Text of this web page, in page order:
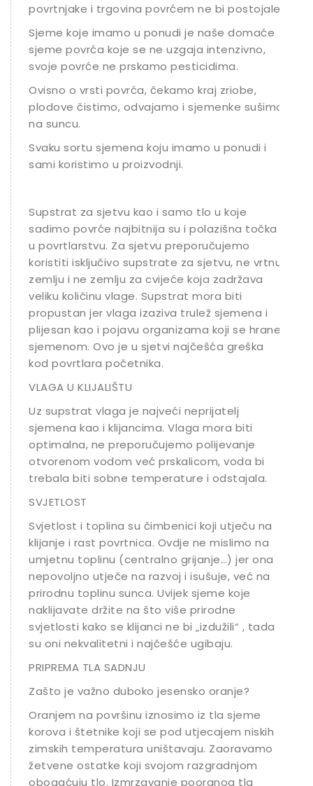
povrtnjake i trgovina povrćem ne bi postojale.
Sjeme koje imamo u ponudi je naše domaće
sjeme povrća koje se ne uzgaja intenzivno,
svoje povrće ne prskamo pesticidima.
Ovisno o vrsti povrća, čekamo kraj zriobe,
plodove čistimo, odvajamo i sjemenke sušimo
na suncu.
Svaku sortu sjemena koju imamo u ponudi i
sami koristimo u proizvodnji.
Supstrat za sjetvu kao i samo tlo u koje
sadimo povrće najbitnija su i polazišna točka
u povrtlarstvu. Za sjetvu preporučujemo
koristiti isključivo supstrate za sjetvu, ne vrtnu
zemlju i ne zemlju za cvijeće koja zadržava
veliku količinu vlage. Supstrat mora biti
propustan jer vlaga izaziva trulež sjemena i
plijesan kao i pojavu organizama koji se hrane
sjemenom. Ovo je u sjetvi najčešća greška
kod povrtlara početnika.
VLAGA U KLIJALIŠTU
Uz supstrat vlaga je najveći neprijatelj
sjemena kao i klijancima. Vlaga mora biti
optimalna, ne preporučujemo polijevanje
otvorenom vodom već prskalicom, voda bi
trebala biti sobne temperature i odstajala.
SVJETLOST
Svjetlost i toplina su čimbenici koji utječu na
klijanje i rast povrtnica. Ovdje ne mislimo na
umjetnu toplinu (centralno grijanje…) jer ona
nepovoljno utječe na razvoj i isušuje, već na
prirodnu toplinu sunca. Uvijek sjeme koje
naklijavate držite na što više prirodne
svjetlosti kako se klijanci ne bi „izdužili“ , tada
su oni nekvalitetni i najčešće ugibaju.
PRIPREMA TLA SADNJU
Zašto je važno duboko jesensko oranje?
Oranjem na površinu iznosimo iz tla sjeme
korova i štetnike koji se pod utjecajem niskih
zimskih temperatura uništavaju. Zaoravamo
žetvene ostatke koji svojom razgradnjom
obogaćuju tlo. Izmrzavanje pooranog tla